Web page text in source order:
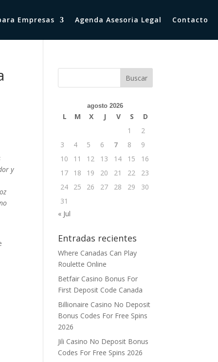
Empresas Agenda Asesoria Legal Contacto
y
agosto 2026
L M X J V S
D
1
2
3
4 5 6 7 8
9
10
11 12 13 14 15
16
17
18 19 20 21 22
23
24
25 26 27 28 29
30
31
« Jul
Entradas recientes
Where Canadas Can Play
Roulette Online
Betfair Casino Bonus For
First Deposit Code Canada
Billionaire Casino No Deposit
Bonus Codes For Free Spins
2026
Jili Casino No Deposit Bonus
Codes For Free Spins 2026